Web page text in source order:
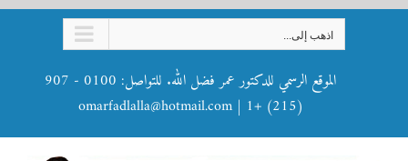
اذهب إلى...
الموقع الرسمي للدكتور عمر فضل الله. للتواصل: 0100 - 907
(215) +1
|
omarfadlalla@hotmail.com